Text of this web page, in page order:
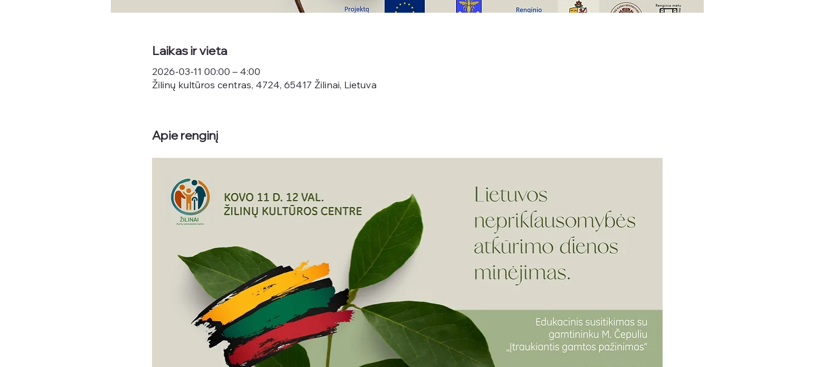
Laikas ir vieta
2026-03-11 00:00 – 4:00
Žilinų kultūros centras, 4724, 65417 Žilinai, Lietuva
Apie renginį